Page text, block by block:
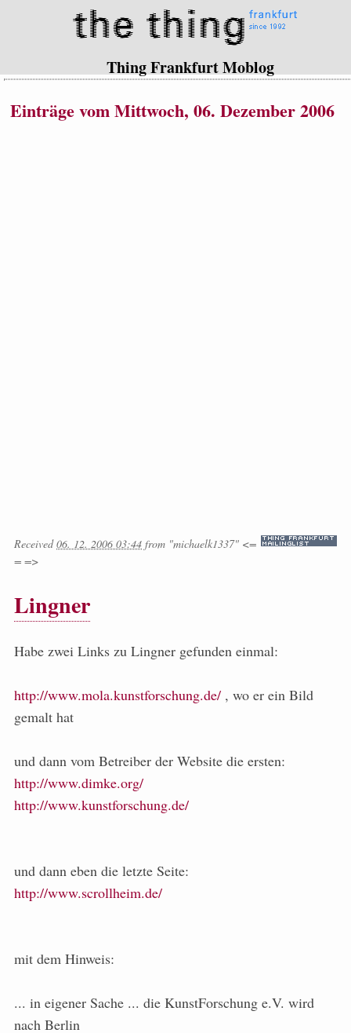
Thing Frankfurt Moblog
Einträge vom Mittwoch, 06. Dezember 2006
Received06. 12. 2006 03:44 from "michaelk1337" <=
= =>
Lingner
Habe zwei Links zu Lingner gefunden einmal:
http://www.mola.kunstforschung.de/ , wo er ein Bild
gemalt hat
und dann vom Betreiber der Website die ersten:
http://www.dimke.org/
http://www.kunstforschung.de/
und dann eben die letzte Seite:
http://www.scrollheim.de/
mit dem Hinweis:
... in eigener Sache ... die KunstForschung e.V. wird
nach Berlin